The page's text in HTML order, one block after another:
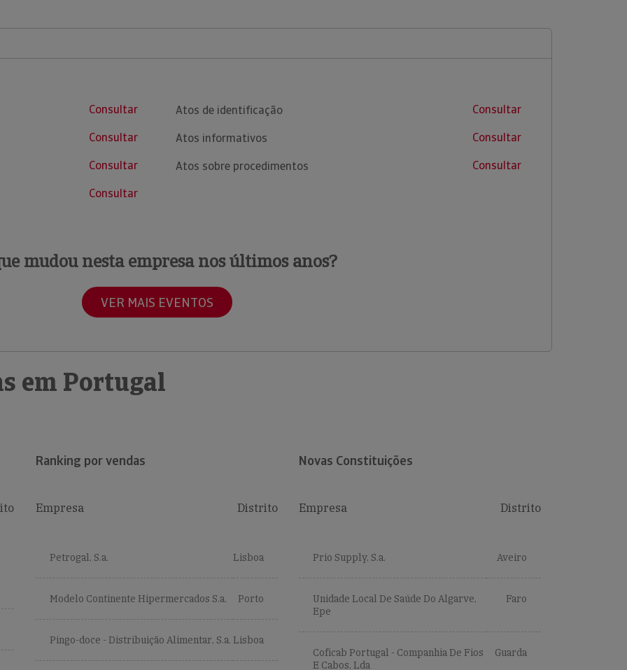
Consultar
Consultar
Consultar
Consultar
Atos de identificação
Consultar
Atos informativos
Consultar
Atos sobre procedimentos
Consultar
mudou nesta empresa nos últimos anos?
VER MAIS EVENTOS
em Portugal
Ranking por vendas
Empresa Distrito
Petrogal, S.a. Lisboa
Modelo Continente Hipermercados S.a. Porto
Pingo-doce - Distribuição Alimentar, S.a. Lisboa
Novas Constituições
Empresa Distrito
Prio Supply, S.a. Aveiro
Unidade Local De Saúde Do Algarve,
Epe
Faro
Coficab Portugal - Companhia De Fios
E Cabos, Lda
Guarda